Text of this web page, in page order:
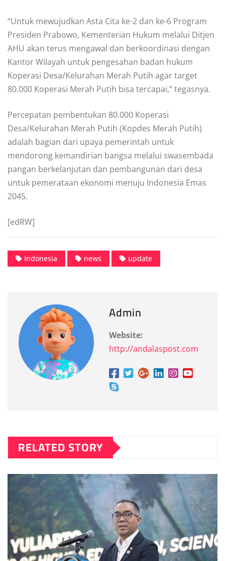
“Untuk mewujudkan Asta Cita ke-2 dan ke-6 Program
Presiden Prabowo, Kementerian Hukum melalui Ditjen
AHU akan terus mengawal dan berkoordinasi dengan
Kantor Wilayah untuk pengesahan badan hukum
Koperasi Desa/Kelurahan Merah Putih agar target
80.000 Koperasi Merah Putih bisa tercapai,” tegasnya.
Percepatan pembentukan 80.000 Koperasi
Desa/Kelurahan Merah Putih (Kopdes Merah Putih)
adalah bagian dari upaya pemerintah untuk
mendorong kemandirian bangsa melalui swasembada
pangan berkelanjutan dan pembangunan dari desa
untuk pemerataan ekonomi menuju Indonesia Emas
2045.
[edRW]
Indonesia news update
Admin
Website:
http://andalaspost.com
RELATED STORY